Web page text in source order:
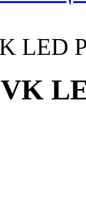
LED